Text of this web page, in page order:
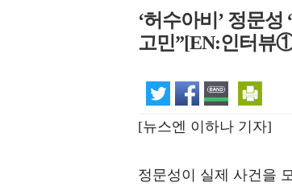
‘허수아비’ 정문
고민”[EN:인터뷰
[뉴스엔 이하나 기자]
정문성이 실제 사건을